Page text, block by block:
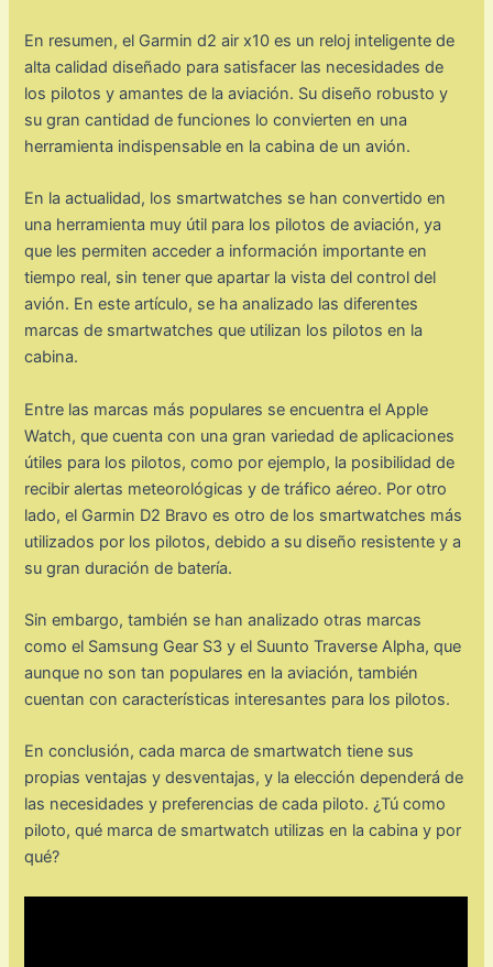
En resumen, el Garmin d2 air x10 es un reloj inteligente de
alta calidad diseñado para satisfacer las necesidades de
los pilotos y amantes de la aviación. Su diseño robusto y
su gran cantidad de funciones lo convierten en una
herramienta indispensable en la cabina de un avión.
En la actualidad, los smartwatches se han convertido en
una herramienta muy útil para los pilotos de aviación, ya
que les permiten acceder a información importante en
tiempo real, sin tener que apartar la vista del control del
avión. En este artículo, se ha analizado las diferentes
marcas de smartwatches que utilizan los pilotos en la
cabina.
Entre las marcas más populares se encuentra el Apple
Watch, que cuenta con una gran variedad de aplicaciones
útiles para los pilotos, como por ejemplo, la posibilidad de
recibir alertas meteorológicas y de tráfico aéreo. Por otro
lado, el Garmin D2 Bravo es otro de los smartwatches más
utilizados por los pilotos, debido a su diseño resistente y a
su gran duración de batería.
Sin embargo, también se han analizado otras marcas
como el Samsung Gear S3 y el Suunto Traverse Alpha, que
aunque no son tan populares en la aviación, también
cuentan con características interesantes para los pilotos.
En conclusión, cada marca de smartwatch tiene sus
propias ventajas y desventajas, y la elección dependerá de
las necesidades y preferencias de cada piloto. ¿Tú como
piloto, qué marca de smartwatch utilizas en la cabina y por
qué?